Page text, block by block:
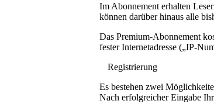
Im Abonnement erhalten
können darüber hinaus alle
Das Premium-Abonnement
fester Internetadresse („IP-
Registrierung
Es bestehen zwei
Nach erfolgreicher Eingabe